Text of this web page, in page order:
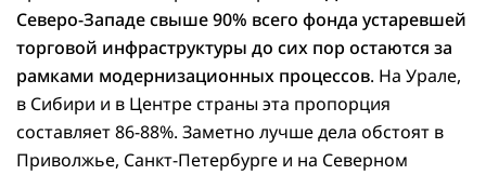
Северо-Западе свыше 90% всего фонда устаревшей
торговой инфраструктуры до сих пор остаются за
рамками модернизационных процессов. На Урале,
в Сибири и в Центре страны эта пропорция
составляет 86-88%. Заметно лучше дела обстоят в
Приволжье, Санкт-Петербурге и на Северном